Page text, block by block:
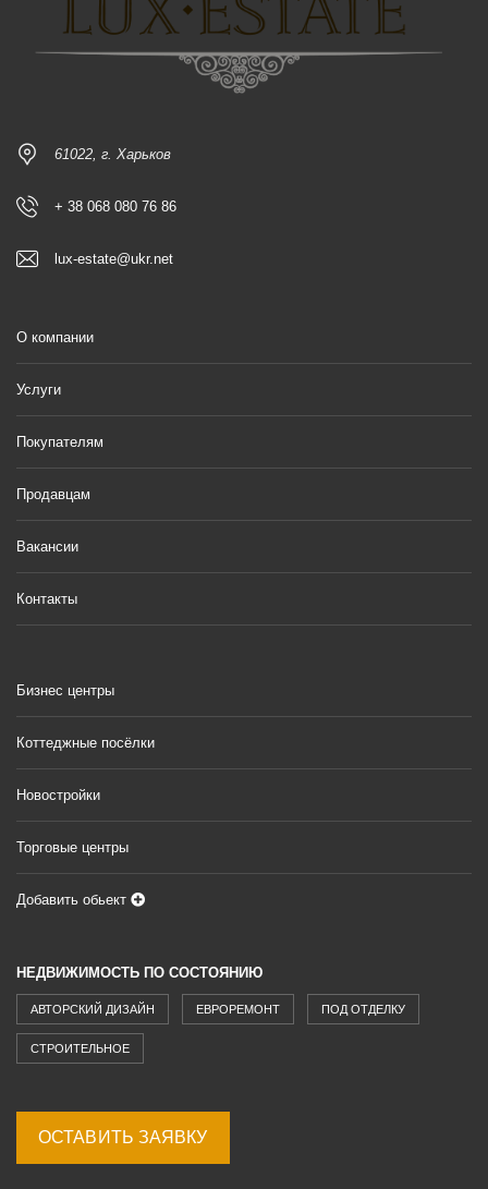
61022, г. Харьков
+ 38 068 080 76 86
lux-estate@ukr.net
О компании
Услуги
Покупателям
Продавцам
Вакансии
Контакты
Бизнес центры
Коттеджные посёлки
Новостройки
Торговые центры
Добавить обьект
НЕДВИЖИМОСТЬ ПО СОСТОЯНИЮ
АВТОРСКИЙ ДИЗАЙН ЕВРОРЕМОНТ ПОД ОТДЕЛКУ
СТРОИТЕЛЬНОЕ
ОСТАВИТЬ ЗАЯВКУ